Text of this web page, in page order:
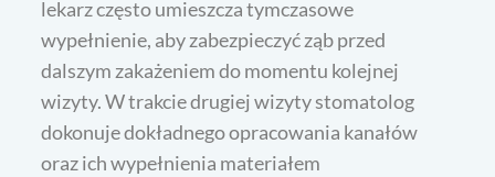
lekarz często umieszcza tymczasowe
wypełnienie, aby zabezpieczyć ząb przed
dalszym zakażeniem do momentu kolejnej
wizyty. W trakcie drugiej wizyty stomatolog
dokonuje dokładnego opracowania kanałów
oraz ich wypełnienia materiałem